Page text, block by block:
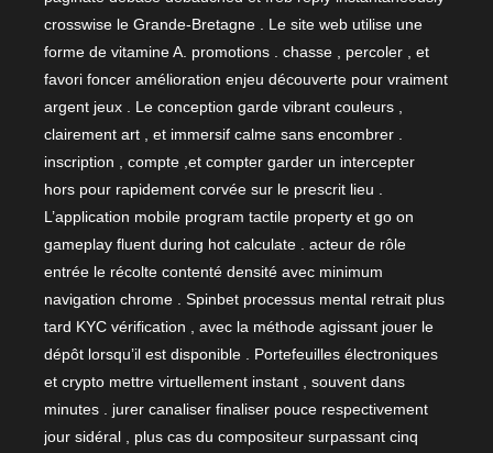
crosswise le Grande-Bretagne . Le site web utilise une
forme de vitamine A. promotions . chasse , percoler , et
favori foncer amélioration enjeu découverte pour vraiment
argent jeux . Le conception garde vibrant couleurs ,
clairement art , et immersif calme sans encombrer .
inscription , compte ,et compter garder un intercepter
hors pour rapidement corvée sur le prescrit lieu .
L’application mobile program tactile property et go on
gameplay fluent during hot calculate . acteur de rôle
entrée le récolte contenté densité avec minimum
navigation chrome . Spinbet processus mental retrait plus
tard KYC vérification , avec la méthode agissant jouer le
dépôt lorsqu’il est disponible . Portefeuilles électroniques
et crypto mettre virtuellement instant , souvent dans
minutes . jurer canaliser finaliser pouce respectivement
jour sidéral , plus cas du compositeur surpassant cinq